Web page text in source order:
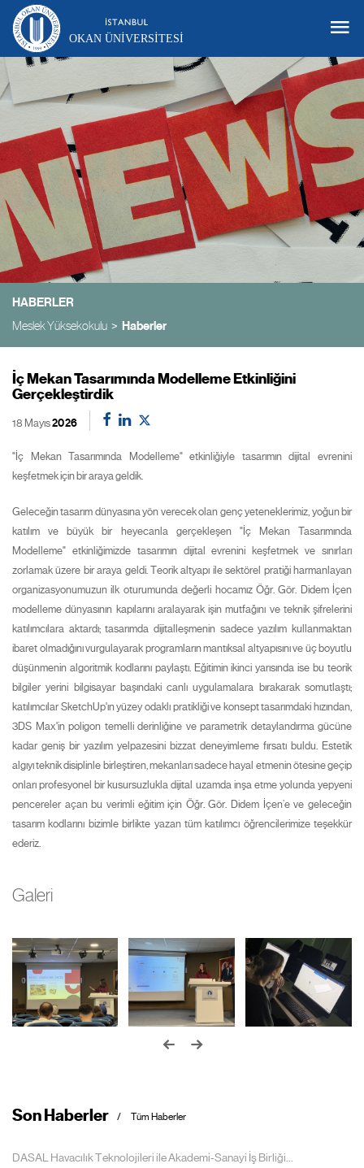
OKAN ÜNIVERSITESI
HABERLER
Meslek Yüksekokulu Haberler
İç Mekan Tasarımında Modelleme Etkinliğini
Gerçekleştirdik
18 Mayıs2026
"İç Mekan Tasarımında Modelleme" etkinliğiyle tasarımın dijital evrenini
keşfetmek için bir araya geldik.
Geleceğin tasarım dünyasına yön verecek olan genç yeteneklerimiz, yoğun bir
katılım ve büyük bir heyecanla gerçekleşen "İç Mekan Tasarımında
Modelleme" etkinliğimizde tasarımın dijital evrenini keşfetmek ve sınırları
zorlamak üzere bir araya geldi. Teorik altyapı ile sektörel pratiği harmanlayan
organizasyonumuzun ilk oturumunda değerli hocamız Öğr. Gör. Didem İçen
modelleme dünyasının kapılarını aralayarak işin mutfağını ve teknik şifrelerini
katılımcılara aktardı; tasarımda dijitalleşmenin sadece yazılım kullanmaktan
ibaret olmadığını vurgulayarak programların mantıksal altyapısını ve üç boyutlu
düşünmenin algoritmik kodlarını paylaştı. Eğitimin ikinci yarısında ise bu teorik
bilgiler yerini bilgisayar başındaki canlı uygulamalara bırakarak somutlaştı;
katılımcılar SketchUp'ın yüzey odaklı pratikliği ve konsept tasarımdaki hızından,
3DS Max'in poligon temelli derinliğine ve parametrik detaylandırma gücüne
kadar geniş bir yazılım yelpazesini bizzat deneyimleme fırsatı buldu. Estetik
algıyı teknik disiplinle birleştiren, mekanları sadece hayal etmenin ötesine geçip
onları profesyonel bir kusursuzlukla dijital uzamda inşa etme yolunda yepyeni
pencereler açan bu verimli eğitim için Öğr. Gör. Didem İçen’e ve geleceğin
tasarım kodlarını bizimle birlikte yazan tüm katılımcı öğrencilerimize teşekkür
ederiz.
Galeri
Son Haberler Tüm Haberler
DASAL Havacılık Teknolojileri ile Akademi-Sanayi İş Birliği...